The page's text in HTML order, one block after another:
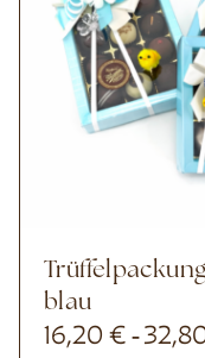
Trüffelpackung Ostern,
blau
16,20€ -